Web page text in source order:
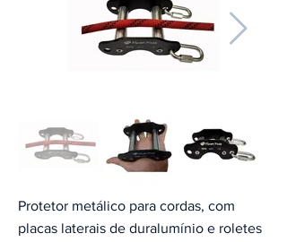
Protetor metálico para cordas, com
placas laterais de duralumínio e roletes